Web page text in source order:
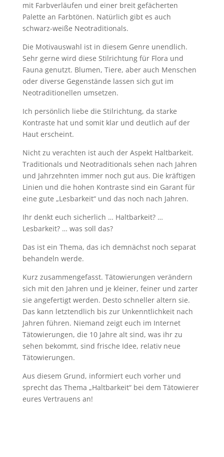
mit Farbverläufen und einer breit gefächerten
Palette an Farbtönen. Natürlich gibt es auch
schwarz-weiße Neotraditionals.
Die Motivauswahl ist in diesem Genre unendlich.
Sehr gerne wird diese Stilrichtung für Flora und
Fauna genutzt. Blumen, Tiere, aber auch Menschen
oder diverse Gegenstände lassen sich gut im
Neotraditionellen umsetzen.
Ich persönlich liebe die Stilrichtung, da starke
Kontraste hat und somit klar und deutlich auf der
Haut erscheint.
Nicht zu verachten ist auch der Aspekt Haltbarkeit.
Traditionals und Neotraditionals sehen nach Jahren
und Jahrzehnten immer noch gut aus. Die kräftigen
Linien und die hohen Kontraste sind ein Garant für
eine gute „Lesbarkeit“ und das noch nach Jahren.
Ihr denkt euch sicherlich … Haltbarkeit? …
Lesbarkeit? … was soll das?
Das ist ein Thema, das ich demnächst noch separat
behandeln werde.
Kurz zusammengefasst. Tätowierungen verändern
sich mit den Jahren und je kleiner, feiner und zarter
sie angefertigt werden. Desto schneller altern sie.
Das kann letztendlich bis zur Unkenntlichkeit nach
Jahren führen. Niemand zeigt euch im Internet
Tätowierungen, die 10 Jahre alt sind, was ihr zu
sehen bekommt, sind frische Idee, relativ neue
Tätowierungen.
Aus diesem Grund, informiert euch vorher und
sprecht das Thema „Haltbarkeit“ bei dem Tätowierer
eures Vertrauens an!